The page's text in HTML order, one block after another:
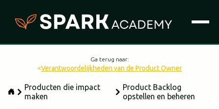
Ga terug naar:
<Verantwoordelijkheden van de Product Owner
Producten die impact
maken
Product Backlog
opstellen en beheren